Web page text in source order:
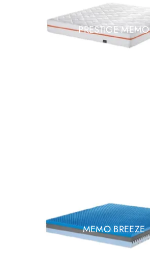
PRESTIGE MEMO
MEMO BREEZE